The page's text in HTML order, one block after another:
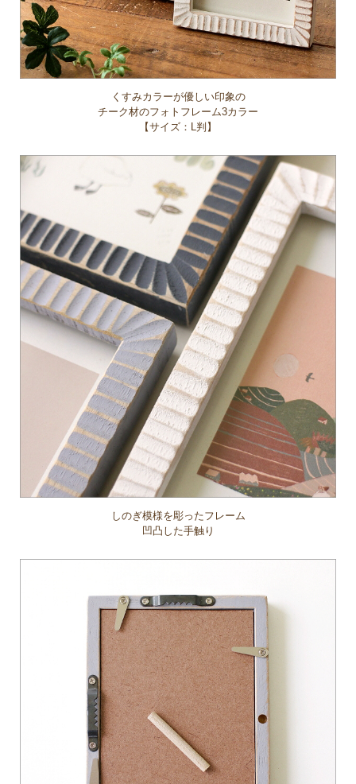
くすみカラーが優しい印象の
チーク材のフォトフレーム3カラー
【サイズ：L判】
しのぎ模様を彫ったフレーム
凹凸した手触り